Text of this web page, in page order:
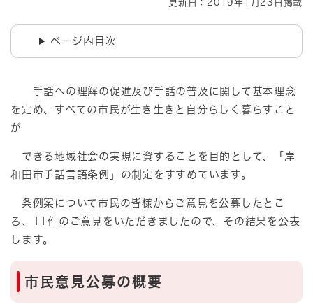
更新日：2019年1月23日掲載
ページ内目次
手話への理解の促進及び手話の普及に関して基本理念
を定め、すべての市民が生き生きと自分らしく暮らすこと
が
できる地域社会の実現に資することを目的として、「岸
和田市手話言語条例」の制定をすすめています。
条例案について市民の皆様からご意見を公募したとこ
ろ、11件のご意見をいただきましたので、その結果を公表
します。
市民意見公募の概要